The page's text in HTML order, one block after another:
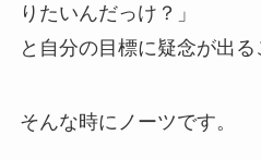
りたいんだっけ？」
と自分の目標に疑念が出る
そんな時にノーツです。